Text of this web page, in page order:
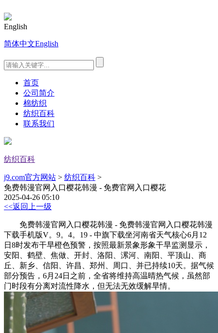
English
简体中文English
首页
公司简介
棉纺织
纺织百科
联系我们
纺织百科
j9.com官方网站 > 纺织百科 >
免费韩漫官网入口樱花韩漫 - 免费官网入口樱花
2025-04-26 05:10
<<返回上一级
免费韩漫官网入口樱花韩漫 - 免费韩漫官网入口樱花韩漫
下载手机版V。9。4。19 - 中旗下载坐河南省天气核心6月12
日8时发布干旱橙色预警，按照最新景象形象干旱监测显示，
安阳、鹤壁、焦做、开封、洛阳、漯河、南阳、平顶山、商
丘、新乡、信阳、许昌、郑州、周口、并已持续10天。据气候
部分预告，6月24日之前，全省将维持高温晴热气候，虽然部
门时段有分离对流性降水，但无法无效缓解旱情。